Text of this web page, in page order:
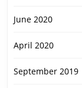
June 2020
April 2020
September 2019